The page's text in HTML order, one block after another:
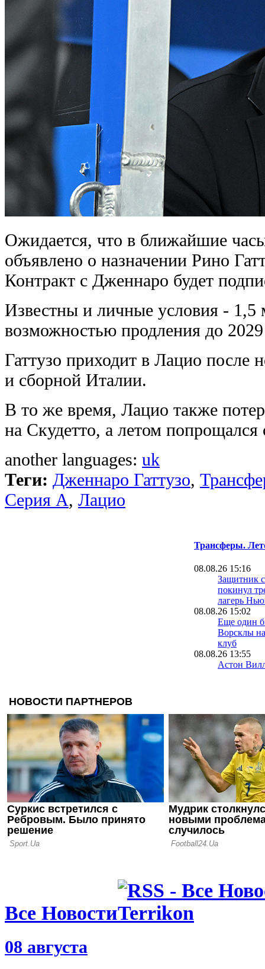
Ожидается, что в ближайшие
объявлено о назначении Рино
Контракт с Дженнаро будет
Известны и личные условия - 1,5
возможностью продления до 2029
Гаттузо приходит в Лацио после
и сборной Италии.
В то же время, Лацио также
на Скудетто, а летом
another languages: uk
Теги: Дженнаро Гаттузо,
Серия А, Лацио
Трансферы.
08.08.26 15:16
Защитник
покинул
лагерь
08.08.26 15:02
Еще один
Ворсклы
клуб
08.08.26 13:55
Астон
миллиона
08.08.26 13:21
МЮ
Мидлсбро
фунтов, но
передумать
Все Новости
08 августа